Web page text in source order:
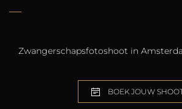
Zwangerschapsfotoshoot in
BOEK JOUW